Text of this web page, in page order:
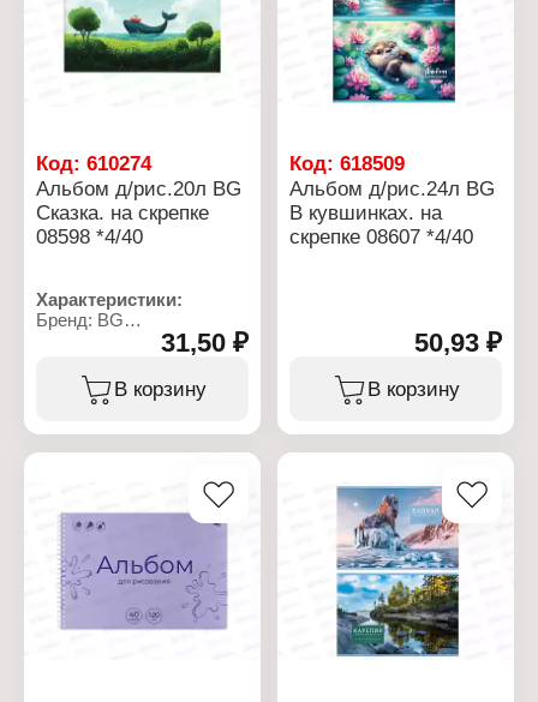
Белизна бумаги, %: 90
Материал блока: офсет
Материал обложки:
офсет
Код: 610274
Альбом д/рис.20л BG
Сказка. на скрепке
08598 *4/40
Характеристики:
Бренд: BG
Артикул: 378668
Тип товара: Альбом для
рисования
Плотность бумаги: 100 г/
кв.м
Тип скрепления: на скобе
Материал блока: офсет
Материал обложки:
мелованный картон
Белизна бумаги, %: 100
31,50 ₽
В корзину
Код:618509
Альбом д/рис.24л BG
В кувшинках. на
скрепке 08607 *4/40
50,93 ₽
В корзину